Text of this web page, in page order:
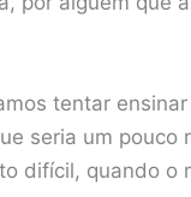
tentar
seria um pouco
difícil, quando o